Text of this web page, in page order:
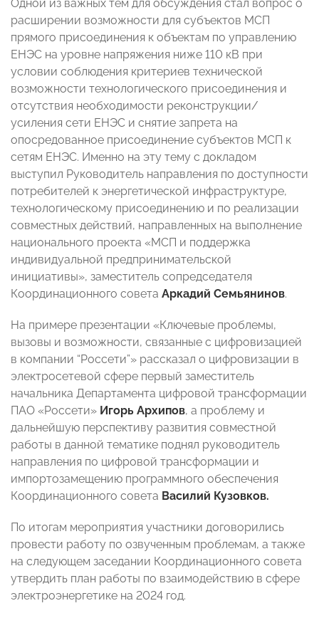
Одной из важных тем для обсуждения стал вопрос о
расширении возможности для субъектов МСП
прямого присоединения к объектам по управлению
ЕНЭС на уровне напряжения ниже 110 кВ при
условии соблюдения критериев технической
возможности технологического присоединения и
отсутствия необходимости реконструкции/
усиления сети ЕНЭС и снятие запрета на
опосредованное присоединение субъектов МСП к
сетям ЕНЭС. Именно на эту тему с докладом
выступил Руководитель направления по доступности
потребителей к энергетической инфраструктуре,
технологическому присоединению и по реализации
совместных действий, направленных на выполнение
национального проекта «МСП и поддержка
индивидуальной предпринимательской
инициативы», заместитель сопредседателя
Координационного совета Аркадий Семьянинов.
На примере презентации «Ключевые проблемы,
вызовы и возможности, связанные с цифровизацией
в компании “Россети”» рассказал о цифровизации в
электросетевой сфере первый заместитель
начальника Департамента цифровой трансформации
ПАО «Россети» Игорь Архипов, а проблему и
дальнейшую перспективу развития совместной
работы в данной тематике поднял руководитель
направления по цифровой трансформации и
импортозамещению программного обеспечения
Координационного совета Василий Кузовков.
По итогам мероприятия участники договорились
провести работу по озвученным проблемам, а также
на следующем заседании Координационного совета
утвердить план работы по взаимодействию в сфере
электроэнергетике на 2024 год.